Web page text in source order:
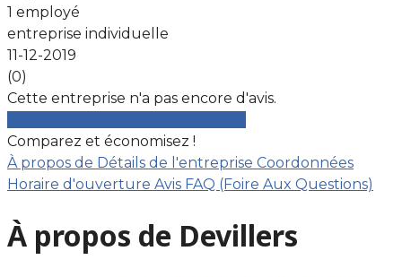
1 employé
entreprise individuelle
11-12-2019
(0)
Cette entreprise n'a pas encore d'avis.
Comparez et économisez !
À propos de Détails de l'entreprise Coordonnées
Horaire d'ouverture Avis FAQ (Foire Aux Questions)
À propos de Devillers